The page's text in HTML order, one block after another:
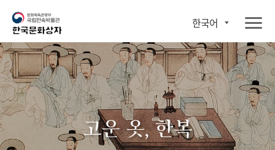
한국어
고운 옷, 한복